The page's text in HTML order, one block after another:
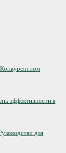
эффективности в
для